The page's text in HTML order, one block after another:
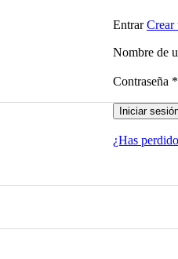
EntrarCrear
Nombre de
Contraseña *
Iniciar
¿Has